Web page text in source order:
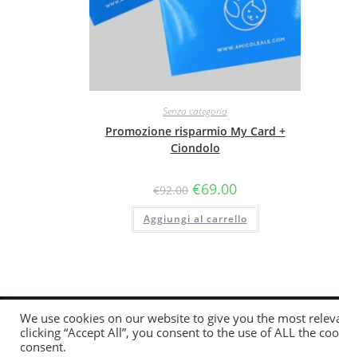
Senza categoria
Promozione risparmio My Card +
Ciondolo
€92.00 €69.00
Aggiungi al carrello
We use cookies on our website to give you the most
clicking “Accept All”, you consent to the use of ALL the
consent.
Utilizziamo i